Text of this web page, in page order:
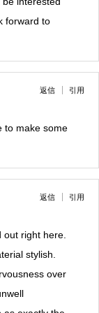
forward to
返信 引用
to make some
返信 引用
right here.
stylish.
over